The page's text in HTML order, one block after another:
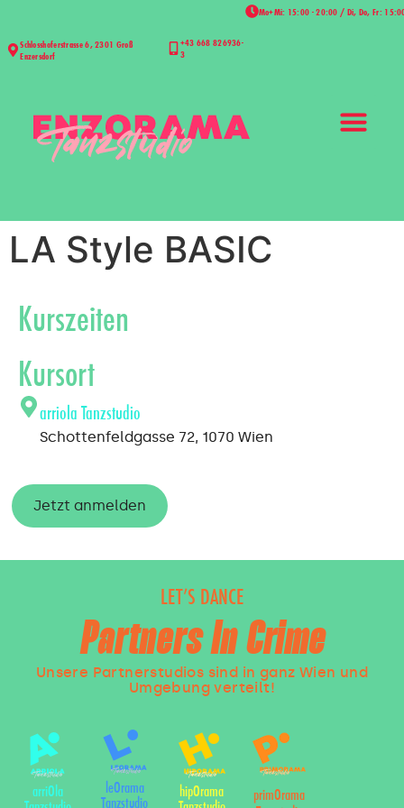
Schlosshoferstrasse 6, 2301 Groß
Enzersdorf
+43 668 826936-
3
Mo+Mi: 15:00 - 20:00 / Di, Do, Fr:
LA Style BASIC
Kurszeiten
Kursort
arriola Tanzstudio
Schottenfeldgasse 72, 1070 Wien
Jetzt anmelden
LET’S DANCE
Partners In Crime
Unsere Partnerstudios sind in ganz Wien und
Umgebung verteilt!
arriOla
leOrama
Tanzstudio
hipOrama
primOrama